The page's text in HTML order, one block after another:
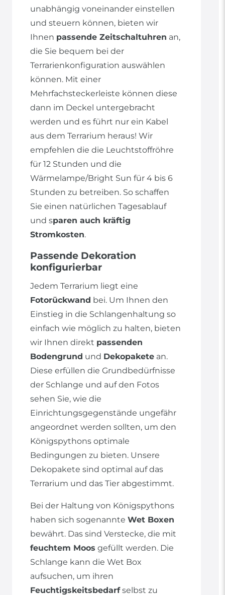
unabhängig voneinander einstellen
und steuern können, bieten wir
Ihnen passende Zeitschaltuhren an,
die Sie bequem bei der
Terrarienkonfiguration auswählen
können. Mit einer
Mehrfachsteckerleiste können diese
dann im Deckel untergebracht
werden und es führt nur ein Kabel
aus dem Terrarium heraus! Wir
empfehlen die die Leuchtstoffröhre
für 12 Stunden und die
Wärmelampe/Bright Sun für 4 bis 6
Stunden zu betreiben. So schaffen
Sie einen natürlichen Tagesablauf
und sparen auch kräftig
Stromkosten.
Passende Dekoration
konfigurierbar
Jedem Terrarium liegt eine
Fotorückwand bei. Um Ihnen den
Einstieg in die Schlangenhaltung so
einfach wie möglich zu halten, bieten
wir Ihnen direkt passenden
Bodengrund und Dekopakete an.
Diese erfüllen die Grundbedürfnisse
der Schlange und auf den Fotos
sehen Sie, wie die
Einrichtungsgegenstände ungefähr
angeordnet werden sollten, um den
Königspythons optimale
Bedingungen zu bieten. Unsere
Dekopakete sind optimal auf das
Terrarium und das Tier abgestimmt.
Bei der Haltung von Königspythons
haben sich sogenannte Wet Boxen
bewährt. Das sind Verstecke, die mit
feuchtem Moos gefüllt werden. Die
Schlange kann die Wet Box
aufsuchen, um ihren
Feuchtigskeitsbedarfselbst zu